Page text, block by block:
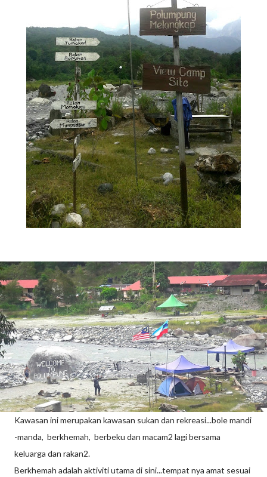
Kawasan ini merupakan kawasan sukan dan rekreasi...bole mandi
-manda, berkhemah, berbeku dan macam2 lagi bersama
keluarga dan rakan2.
Berkhemah adalah aktiviti utama di sini...tempat nya amat sesuai